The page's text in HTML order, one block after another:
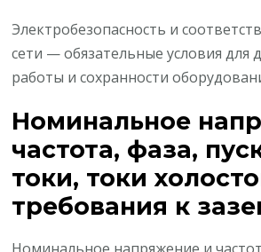
Электробезопасность и
сети — обязательные условия для
работы и сохранности
Номинальное
частота, фаза,
токи, токи
требования к